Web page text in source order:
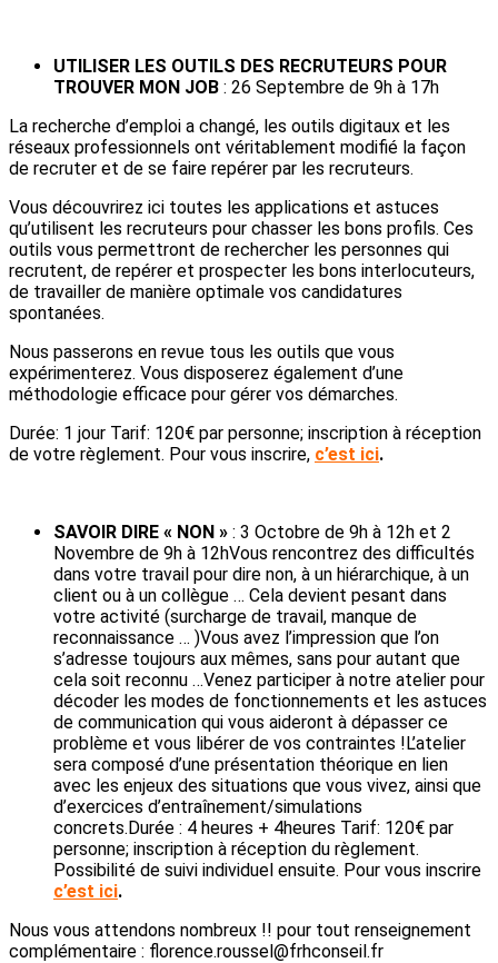
UTILISER LES OUTILS DES RECRUTEURS POUR
TROUVER MON JOB : 26 Septembre de 9h à 17h
La recherche d’emploi a changé, les outils digitaux et les
réseaux professionnels ont véritablement modifié la façon
de recruter et de se faire repérer par les recruteurs.
Vous découvrirez ici toutes les applications et astuces
qu’utilisent les recruteurs pour chasser les bons profils. Ces
outils vous permettront de rechercher les personnes qui
recrutent, de repérer et prospecter les bons interlocuteurs,
de travailler de manière optimale vos candidatures
spontanées.
Nous passerons en revue tous les outils que vous
expérimenterez. Vous disposerez également d’une
méthodologie efficace pour gérer vos démarches.
Durée: 1 jour Tarif: 120€ par personne; inscription à réception
de votre règlement. Pour vous inscrire, c’est ici.
SAVOIR DIRE « NON » : 3 Octobre de 9h à 12h et 2
Novembre de 9h à 12hVous rencontrez des difficultés
dans votre travail pour dire non, à un hiérarchique, à un
client ou à un collègue … Cela devient pesant dans
votre activité (surcharge de travail, manque de
reconnaissance … )Vous avez l’impression que l’on
s’adresse toujours aux mêmes, sans pour autant que
cela soit reconnu …Venez participer à notre atelier pour
décoder les modes de fonctionnements et les astuces
de communication qui vous aideront à dépasser ce
problème et vous libérer de vos contraintes !L’atelier
sera composé d’une présentation théorique en lien
avec les enjeux des situations que vous vivez, ainsi que
d’exercices d’entraînement/simulations
concrets.Durée : 4 heures + 4heures Tarif: 120€ par
personne; inscription à réception du règlement.
Possibilité de suivi individuel ensuite. Pour vous inscrire
c’est ici.
Nous vous attendons nombreux !! pour tout renseignement
complémentaire : florence.roussel@frhconseil.fr